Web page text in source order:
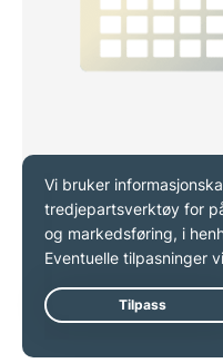
30-dagers
garanti og